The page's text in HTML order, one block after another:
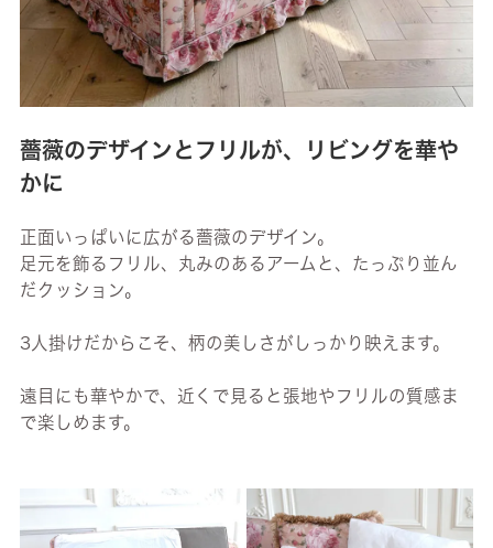
薔薇のデザインとフリルが、リビングを華や
かに
正面いっぱいに広がる薔薇のデザイン。
足元を飾るフリル、丸みのあるアームと、たっぷり並ん
だクッション。
3人掛けだからこそ、柄の美しさがしっかり映えます。
遠目にも華やかで、近くで見ると張地やフリルの質感ま
で楽しめます。